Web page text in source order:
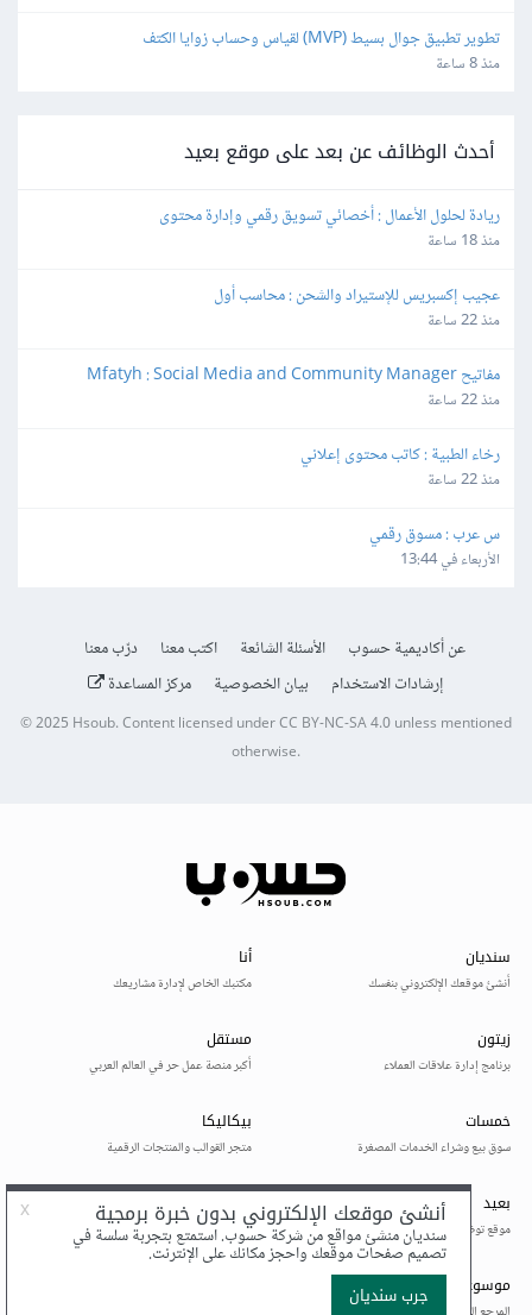
تطوير تطبيق جوال بسيط (MVP) لقياس وحساب زوايا الكتف
منذ 8 ساعة
أحدث الوظائف عن بعد على موقع بعيد
ريادة لحلول الأعمال : أخصائي تسويق رقمي وإدارة محتوى
منذ 18 ساعة
عجيب إكسبريس للإستيراد والشحن : محاسب أول
منذ 22 ساعة
مفاتيح Mfatyh : Social Media and Community Manager
منذ 22 ساعة
رخاء الطبية : كاتب محتوى إعلاني
منذ 22 ساعة
س عرب : مسوق رقمي
الأربعاء في 13:44
عن أكاديمية حسوب الأسئلة الشائعة اكتب معنا
درّب معنا
إرشادات الاستخدام
بيان الخصوصية مركز المساعدة
© 2025 Hsoub.Content licensed underCC BY-NC-SA 4.0unless mentioned
otherwise.